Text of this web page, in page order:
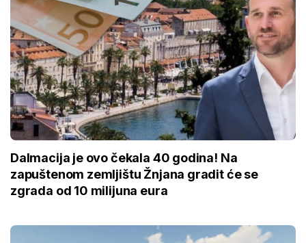
Dalmacija je ovo čekala 40 godina! Na
zapuštenom zemljištu Žnjana gradit će se
zgrada od 10 milijuna eura